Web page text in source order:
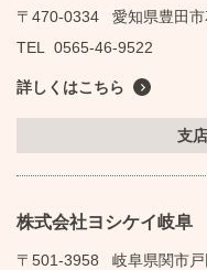
〒470-0334
愛知県豊田
TEL
0565-46-9522
詳しくはこちら
支
株式会社ヨシケイ岐阜
〒501-3958
岐阜県関市戸